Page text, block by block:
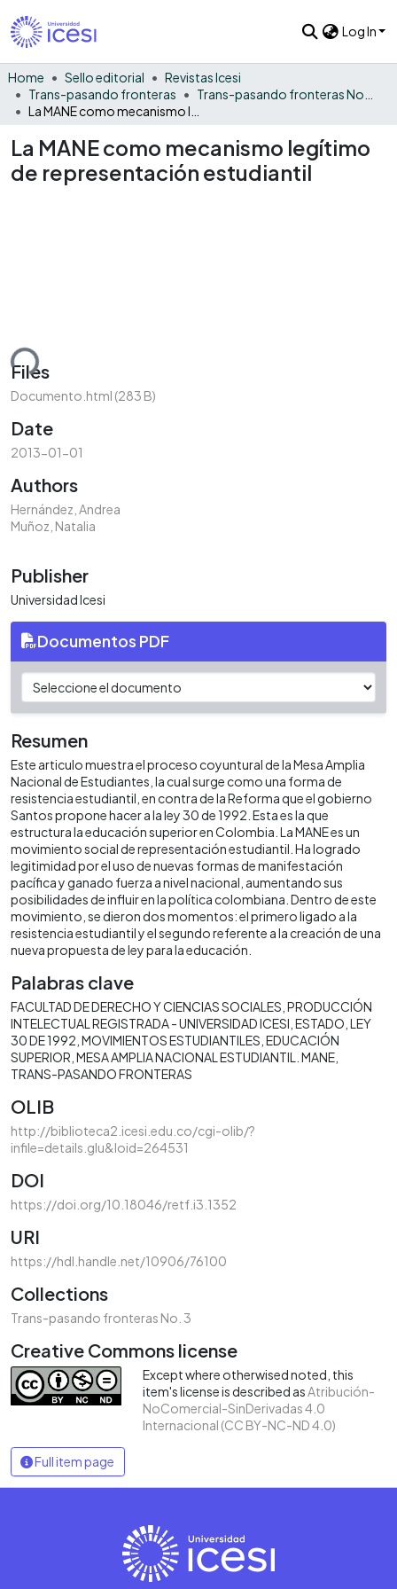
Log In
Home Sello editorial
Revistas Icesi
Trans-pasando fronteras
La MANE como mecanismo legítimo
de representación estudiantil
Files
Documento.html (283 B)
Date
2013-01-01
Authors
Hernández, Andrea
Muñoz, Natalia
Publisher
Universidad Icesi
Documentos PDF
Resumen
Este articulo muestra el proceso coyuntural de la Mesa Amplia
Nacional de Estudiantes, la cual surge como una forma de
resistencia estudiantil, en contra de la Reforma que el gobierno
Santos propone hacer a la ley 30 de 1992. Esta es la que
estructura la educación superior en Colombia. La MANE es un
movimiento social de representación estudiantil. Ha logrado
legitimidad por el uso de nuevas formas de manifestación
pacífica y ganado fuerza a nivel nacional, aumentando sus
posibilidades de influir en la política colombiana. Dentro de este
movimiento, se dieron dos momentos: el primero ligado a la
resistencia estudiantil y el segundo referente a la creación de una
nueva propuesta de ley para la educación.
Palabras clave
FACULTAD DE DERECHO Y CIENCIAS SOCIALES PRODUCCIÓN
INTELECTUAL REGISTRADA - UNIVERSIDAD ICESI ESTADO LEY
30 DE 1992 MOVIMIENTOS ESTUDIANTILES EDUCACIÓN
SUPERIOR MESA AMPLIA NACIONAL ESTUDIANTIL. MANE
TRANS-PASANDO FRONTERAS
OLIB
http://biblioteca2.icesi.edu.co/cgi-olib/?
infile=details.glu&loid=264531
DOI
https://doi.org/10.18046/retf.i3.1352
URI
https://hdl.handle.net/10906/76100
Collections
Trans-pasando fronteras No. 3
Creative Commons license
Except where otherwised noted, this
item's license is described asAtribución-
NoComercial-SinDerivadas 4.0
Internacional (CC BY-NC-ND 4.0)
Full item page